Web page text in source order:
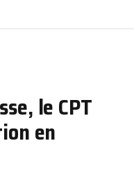
le CPT
en